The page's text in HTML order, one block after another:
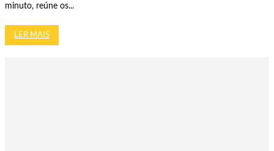
minuto, reúne os...
LER MAIS